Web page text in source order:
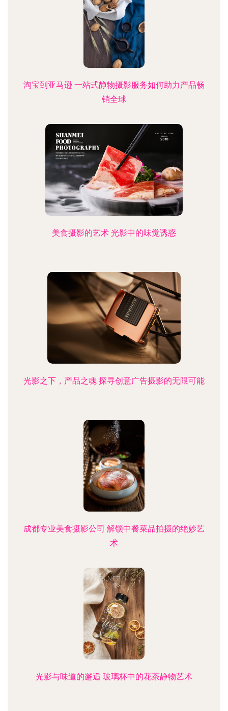
淘宝到亚马逊 一站式静物摄影服务如何助力产品畅
销全球
美食摄影的艺术 光影中的味觉诱惑
光影之下，产品之魂 探寻创意广告摄影的无限可能
成都专业美食摄影公司 解锁中餐菜品拍摄的绝妙艺
术
光影与味道的邂逅 玻璃杯中的花茶静物艺术